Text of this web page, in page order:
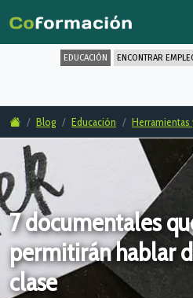
EDUCACIÓN ENCONTRAR
Blog Educación Herramientas
7 documentales
permitirán hablar
clase